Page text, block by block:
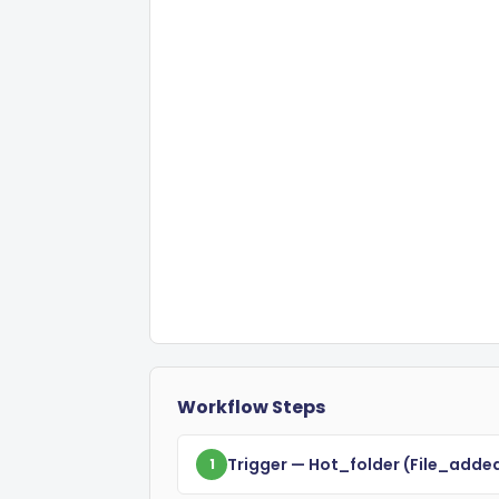
Workflow Steps
1 Trigger — Hot_folder